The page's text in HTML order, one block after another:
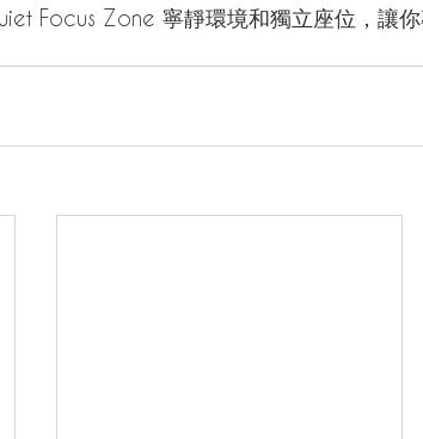
Focus Zone 寧靜環境和獨立座位，讓